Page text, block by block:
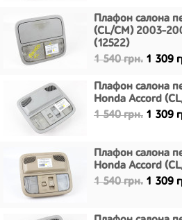
Плафон салона
(CL/CM) 2003-
(12522)
1 540 грн. 1 309
Плафон салона
Honda Accord
1 540 грн. 1 309
Плафон салона
Honda Accord
1 540 грн. 1 309